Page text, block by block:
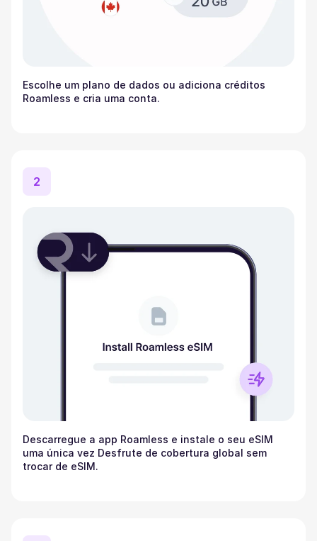
Escolhe um plano de dados ou adiciona créditos
Roamless e cria uma conta.
2
Descarregue a app Roamless e instale o seu eSIM
uma única vez Desfrute de cobertura global sem
trocar de eSIM.